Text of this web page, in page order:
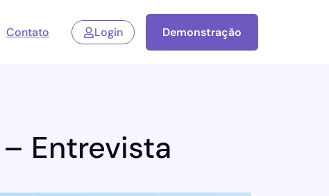
Contato Login Demonstração
Entrevista